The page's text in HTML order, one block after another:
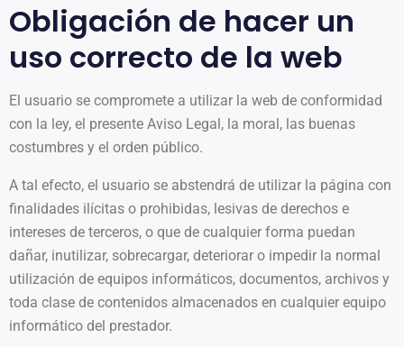
Obligación de hacer un
uso correcto de la web
El usuario se compromete a utilizar la web de conformidad
con la ley, el presente Aviso Legal, la moral, las buenas
costumbres y el orden público.
A tal efecto, el usuario se abstendrá de utilizar la página con
finalidades ilícitas o prohibidas, lesivas de derechos e
intereses de terceros, o que de cualquier forma puedan
dañar, inutilizar, sobrecargar, deteriorar o impedir la normal
utilización de equipos informáticos, documentos, archivos y
toda clase de contenidos almacenados en cualquier equipo
informático del prestador.